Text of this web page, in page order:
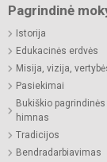
Pagrindinė
Istorija
Edukacinės erdvės
Misija, vizija,
Pasiekimai
Bukiškio
himnas
Tradicijos
Bendradarbiavimas